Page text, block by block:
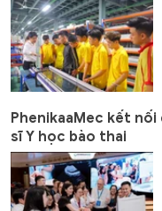
PhenikaaMec kết
sĩ Y học bào thai